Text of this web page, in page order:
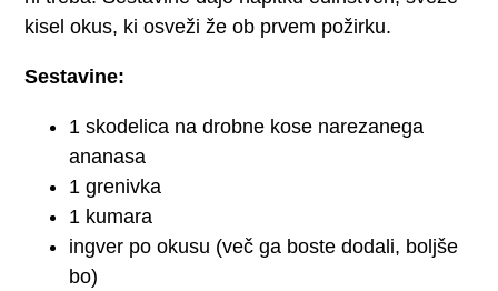
kisel okus, ki osveži že ob prvem požirku.
Sestavine:
1 skodelica na drobne kose narezanega
ananasa
1 grenivka
1 kumara
ingver po okusu (več ga boste dodali, boljše
bo)